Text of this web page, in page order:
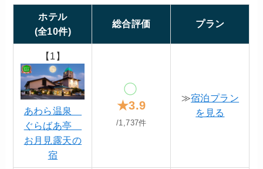
ホテル
(全10件)
総合評価 プラン
【1】
あわら温泉
ぐらばあ亭
お月見露天の
宿
★3.9
/1,737件
≫宿泊プラン
を見る